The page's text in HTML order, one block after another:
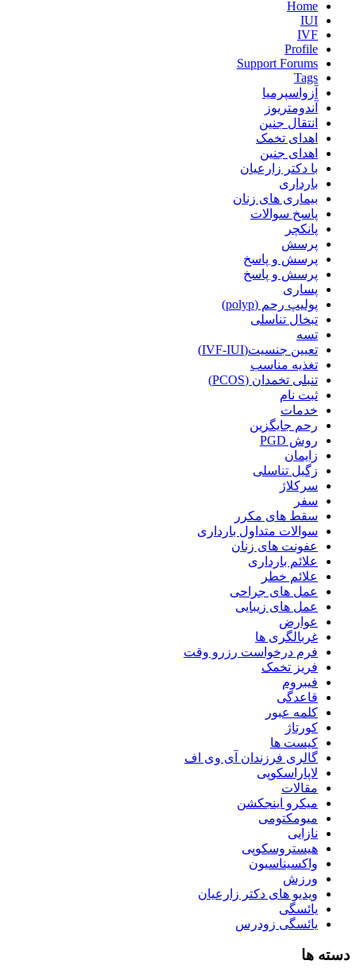
Home
IUI
IVF
Profile
Support Forums
Tags
آزواسپرمیا
آندومتریوز
انتقال جنین
اهدای تخمک
اهدای جنین
با دکتر زارعیان
بارداری
بیماری های زنان
پاسخ سوالات
پانکچر
پرسش
پرسش و پاسخ
پرسش و پاسخ
پساری
پولیپ رحم (polyp)
تبخال تناسلی
تسه
تعیین جنسیت(IVF-IUI)
تغذیه مناسب
تنبلی تخمدان (PCOS)
ثبت نام
خدمات
رحم جایگزین
روش PGD
زایمان
زگیل تناسلی
سرکلاژ
سفر
سقط های مکرر
سوالات متداول بارداری
عفونت های زنان
علائم بارداری
علائم خطر
عمل های جراحی
عمل های زیبایی
عوارض
غربالگری ها
فرم درخواست رزرو وقت
فریز تخمک
فیبروم
قاعدگی
کلمه عبور
کورتاژ
کیست ها
گالری فرزندان آی وی اف
لاپاراسکوپی
مقالات
میکرو اینجکشن
میومکتومی
نازایی
هیستروسکوپی
واکسیناسیون
ورزش
ویدیو های دکتر زارعیان
یائسگی
یائسگی زودرس
دسته ها